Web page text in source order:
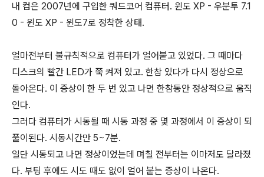
내 컴은 2007년에 구입한 쿼드코어 컴퓨터. 윈도 XP - 우분투 7.1
0 - 윈도 XP - 윈도7로 정착한 상태.
얼마전부터 불규칙적으로 컴퓨터가 얼어붙고 있었다. 그 때마다
디스크의 빨간 LED가 쭉 켜져 있고. 한참 있다가 다시 정상으로
돌아온다. 이 증상이 한 두 번 있고 나면 한참동안 정상적으로 움직
인다.
그러다 컴퓨터가 시동될 때 시동 과정 중 몇 과정에서 이 증상이 되
풀이된다. 시동시간만 5~7분.
일단 시동되고 나면 정상이었는데 며칠 전부터는 이마저도 달라졌
다. 부팅 후에도 시도 때도 없이 얼어 붙는 증상이 나온다.